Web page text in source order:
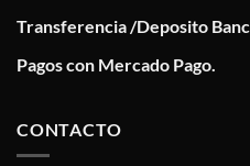
Transferencia /Deposito
Pagos con Mercado Pago.
CONTACTO